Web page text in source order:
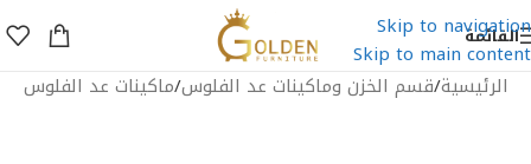
Skip to navigation
Skip to main content
القائمة
الرئيسية/قسم الخزن وماكينات عد الفلوس/ماكينات عد الفلوس